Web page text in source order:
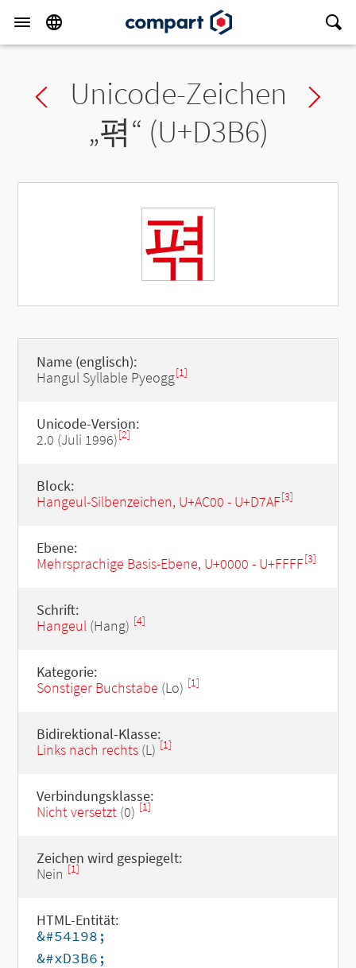
Previous char
Unicode-Zeichen
„펶“ (U+D3B6)
펶
Name (englisch):
Hangul Syllable Pyeogg[1]
Unicode-Version:
2.0 (Juli 1996)[2]
Block:
Hangeul-Silbenzeichen, U+AC00 - U+D7AF[3]
Ebene:
Mehrsprachige Basis-Ebene, U+0000 - U+FFFF[3]
Schrift:
Hangeul(Hang) [4]
Kategorie:
Sonstiger Buchstabe (Lo) [1]
Bidirektional-Klasse:
Links nach rechts(L) [1]
Verbindungsklasse:
Nicht versetzt(0) [1]
Zeichen wird gespiegelt:
Nein [1]
HTML-Entität:
&#54198;
&#xD3B6;